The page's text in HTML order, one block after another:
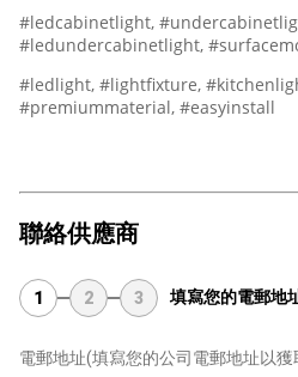
#ledcabinetlight,
#ledundercabinetlight,
#ledlight, #lightfixture,
#premiummaterial, #easyinstall
聯絡供應商
1 2 3 填寫您的電郵地
電郵地址(填寫您的公司電郵地址以